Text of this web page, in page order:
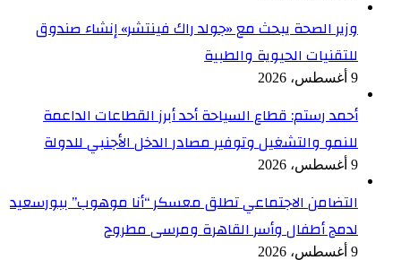
وزير الصحة يبحث مع «جولد راك فينتشر» إنشاء صندوق
للتقنيات الحيوية والطبية
9 أغسطس، 2026
أحمد رستم: قطاع السياحة أحد أبرز القطاعات الداعمة
للنمو والتشغيل وتوفير مصادر الدخل الأجنبي للدولة
9 أغسطس، 2026
التضامن الاجتماعي تطلق معسكر “أنا موهوب” ببورسعيد
لدمج أطفال وأسر القاهرة ومرسى مطروح
9 أغسطس، 2026